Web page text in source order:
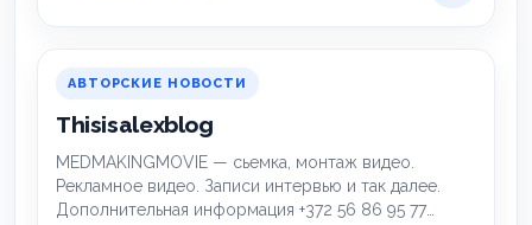
АВТОРСКИЕ НОВОСТИ
Thisisalexblog
MEDMAKINGMOVIE — сьемка, монтаж видео.
Рекламное видео. Записи интервью и так далее.
Дополнительная информация +372 56 86 95 77